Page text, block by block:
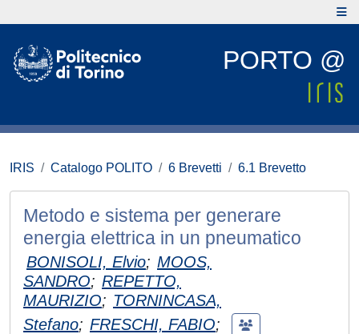
PORTO @
IRIS Catalogo POLITO 6 Brevetti 6.1 Brevetto
Metodo e sistema per generare
energia elettrica in un pneumatico
BONISOLI, Elvio; MOOS,
SANDRO; REPETTO,
MAURIZIO; TORNINCASA,
Stefano; FRESCHI, FABIO;